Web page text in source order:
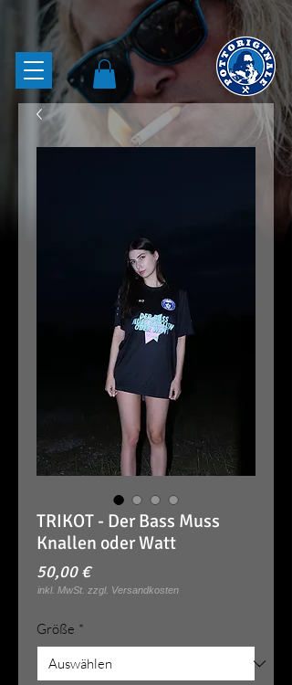
TRIKOT - Der Bass Muss
Knallen oder Watt
50,00 €Preis
Größe *